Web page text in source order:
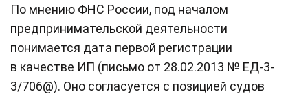
По мнению ФНС России, под началом
предпринимательской деятельности
понимается дата первой регистрации
в качестве ИП (письмо от 28.02.2013 № ЕД-3-
3/706@). Оно согласуется с позицией судов